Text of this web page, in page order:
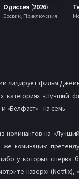
Одиссея (2026)
Боевик , Приключения, Фэнтези,
лидирует фильм
категориях «Лучший
«Белфаст» - на семь.
номинантов на
номинацию
у которых сперва
наверх» (Netflix),